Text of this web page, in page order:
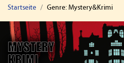
Startseite Genre: Mystery&Krimi